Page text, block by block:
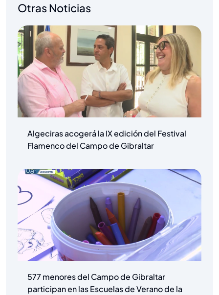
Otras Noticias
Algeciras acogerá la IX edición del Festival
Flamenco del Campo de Gibraltar
577 menores del Campo de Gibraltar
participan en las Escuelas de Verano de la